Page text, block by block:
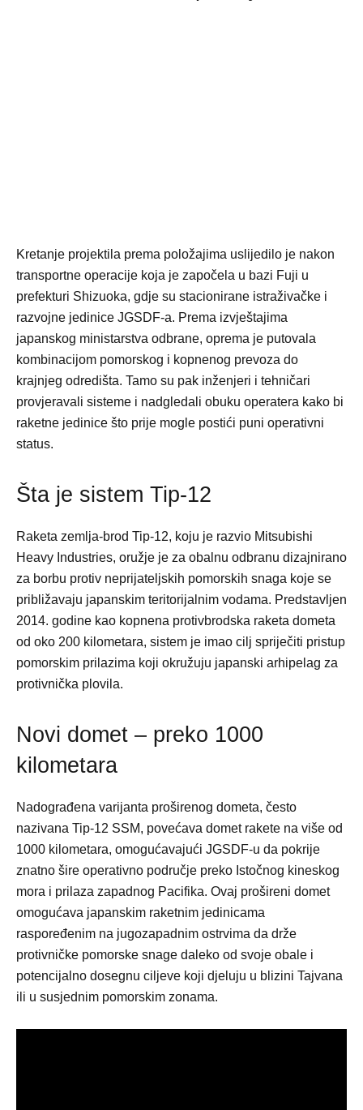
Kretanje projektila prema položajima uslijedilo je nakon
transportne operacije koja je započela u bazi Fuji u
prefekturi Shizuoka, gdje su stacionirane istraživačke i
razvojne jedinice JGSDF-a. Prema izvještajima
japanskog ministarstva odbrane, oprema je putovala
kombinacijom pomorskog i kopnenog prevoza do
krajnjeg odredišta. Tamo su pak inženjeri i tehničari
provjeravali sisteme i nadgledali obuku operatera kako bi
raketne jedinice što prije mogle postići puni operativni
status.
Šta je sistem Tip-12
Raketa zemlja-brod Tip-12, koju je razvio Mitsubishi
Heavy Industries, oružje je za obalnu odbranu dizajnirano
za borbu protiv neprijateljskih pomorskih snaga koje se
približavaju japanskim teritorijalnim vodama. Predstavljen
2014. godine kao kopnena protivbrodska raketa dometa
od oko 200 kilometara, sistem je imao cilj spriječiti pristup
pomorskim prilazima koji okružuju japanski arhipelag za
protivnička plovila.
Novi domet – preko 1000
kilometara
Nadograđena varijanta proširenog dometa, često
nazivana Tip-12 SSM, povećava domet rakete na više od
1000 kilometara, omogućavajući JGSDF-u da pokrije
znatno šire operativno područje preko Istočnog kineskog
mora i prilaza zapadnog Pacifika. Ovaj prošireni domet
omogućava japanskim raketnim jedinicama
raspoređenim na jugozapadnim ostrvima da drže
protivničke pomorske snage daleko od svoje obale i
potencijalno dosegnu ciljeve koji djeluju u blizini Tajvana
ili u susjednim pomorskim zonama.